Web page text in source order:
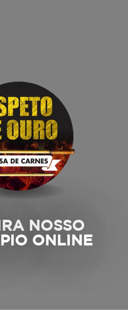
NOSSO
ONLINE